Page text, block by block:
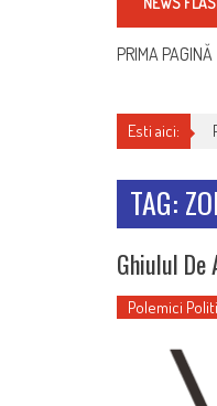
PRIMA PAGINĂ
Esti aici:
TAG:
Ghiulul
Polemici